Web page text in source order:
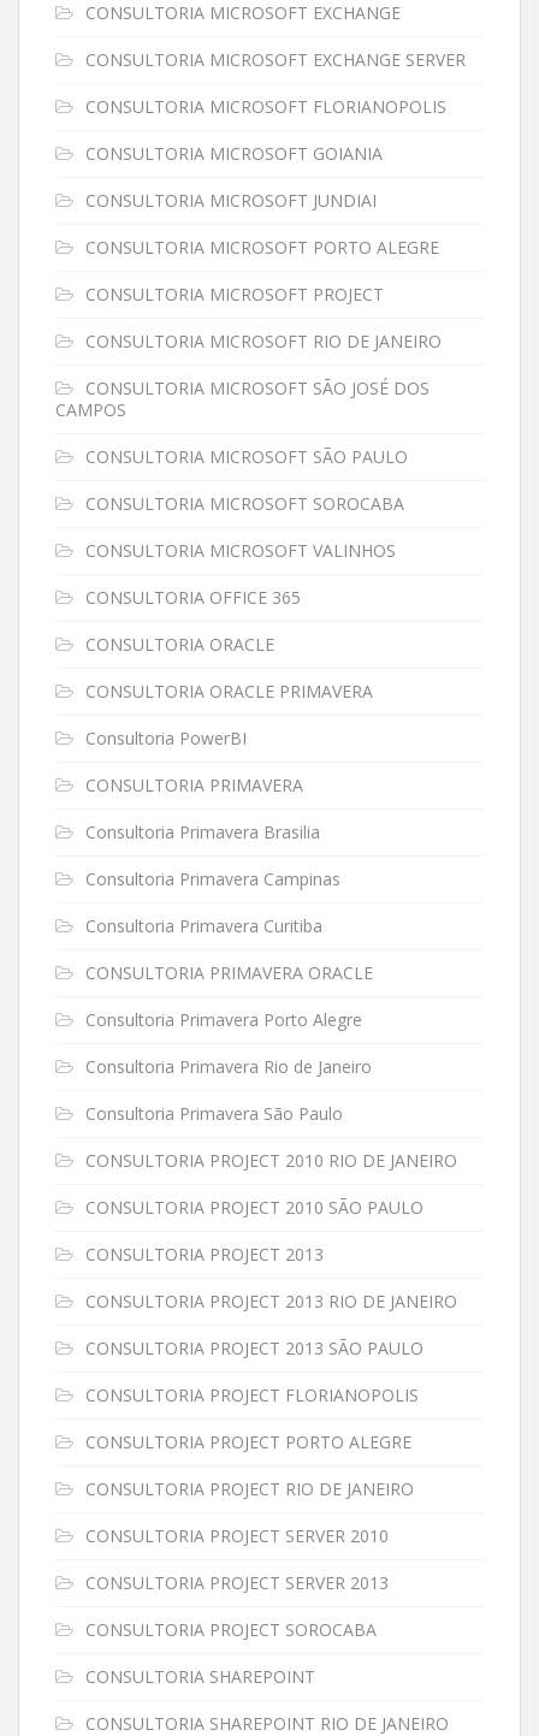
CONSULTORIA MICROSOFT EXCHANGE
CONSULTORIA MICROSOFT EXCHANGE SERVER
CONSULTORIA MICROSOFT FLORIANOPOLIS
CONSULTORIA MICROSOFT GOIANIA
CONSULTORIA MICROSOFT JUNDIAI
CONSULTORIA MICROSOFT PORTO ALEGRE
CONSULTORIA MICROSOFT PROJECT
CONSULTORIA MICROSOFT RIO DE JANEIRO
CONSULTORIA MICROSOFT SÃO JOSÉ DOS
CAMPOS
CONSULTORIA MICROSOFT SÃO PAULO
CONSULTORIA MICROSOFT SOROCABA
CONSULTORIA MICROSOFT VALINHOS
CONSULTORIA OFFICE 365
CONSULTORIA ORACLE
CONSULTORIA ORACLE PRIMAVERA
Consultoria PowerBI
CONSULTORIA PRIMAVERA
Consultoria Primavera Brasilia
Consultoria Primavera Campinas
Consultoria Primavera Curitiba
CONSULTORIA PRIMAVERA ORACLE
Consultoria Primavera Porto Alegre
Consultoria Primavera Rio de Janeiro
Consultoria Primavera São Paulo
CONSULTORIA PROJECT 2010 RIO DE JANEIRO
CONSULTORIA PROJECT 2010 SÃO PAULO
CONSULTORIA PROJECT 2013
CONSULTORIA PROJECT 2013 RIO DE JANEIRO
CONSULTORIA PROJECT 2013 SÃO PAULO
CONSULTORIA PROJECT FLORIANOPOLIS
CONSULTORIA PROJECT PORTO ALEGRE
CONSULTORIA PROJECT RIO DE JANEIRO
CONSULTORIA PROJECT SERVER 2010
CONSULTORIA PROJECT SERVER 2013
CONSULTORIA PROJECT SOROCABA
CONSULTORIA SHAREPOINT
CONSULTORIA SHAREPOINT RIO DE JANEIRO